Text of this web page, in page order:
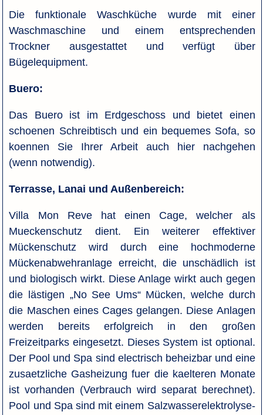
Die funktionale Waschküche wurde mit einer
Waschmaschine und einem entsprechenden
Trockner ausgestattet und verfügt über
Bügelequipment.
Buero:
Das Buero ist im Erdgeschoss und bietet einen
schoenen Schreibtisch und ein bequemes Sofa, so
koennen Sie Ihrer Arbeit auch hier nachgehen
(wenn notwendig).
Terrasse, Lanai und Außenbereich:
Villa Mon Reve hat einen Cage, welcher als
Mueckenschutz dient. Ein weiterer effektiver
Mückenschutz wird durch eine hochmoderne
Mückenabwehranlage erreicht, die unschädlich ist
und biologisch wirkt. Diese Anlage wirkt auch gegen
die lästigen „No See Ums“ Mücken, welche durch
die Maschen eines Cages gelangen. Diese Anlagen
werden bereits erfolgreich in den großen
Freizeitparks eingesetzt. Dieses System ist optional.
Der Pool und Spa sind electrisch beheizbar und eine
zusaetzliche Gasheizung fuer die kaelteren Monate
ist vorhanden (Verbrauch wird separat berechnet).
Pool und Spa sind mit einem Salzwasserelektrolyse-